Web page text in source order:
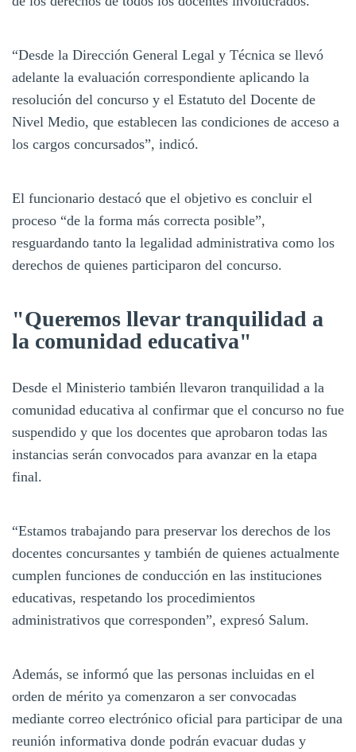
“Desde la Dirección General Legal y Técnica se llevó
adelante la evaluación correspondiente aplicando la
resolución del concurso y el Estatuto del Docente de
Nivel Medio, que establecen las condiciones de acceso a
los cargos concursados”, indicó.
El funcionario destacó que el objetivo es concluir el
proceso “de la forma más correcta posible”,
resguardando tanto la legalidad administrativa como los
derechos de quienes participaron del concurso.
"Queremos llevar tranquilidad a
la comunidad educativa"
Desde el Ministerio también llevaron tranquilidad a la
comunidad educativa al confirmar que el concurso no fue
suspendido y que los docentes que aprobaron todas las
instancias serán convocados para avanzar en la etapa
final.
“Estamos trabajando para preservar los derechos de los
docentes concursantes y también de quienes actualmente
cumplen funciones de conducción en las instituciones
educativas, respetando los procedimientos
administrativos que corresponden”, expresó Salum.
Además, se informó que las personas incluidas en el
orden de mérito ya comenzaron a ser convocadas
mediante correo electrónico oficial para participar de una
reunión informativa donde podrán evacuar dudas y